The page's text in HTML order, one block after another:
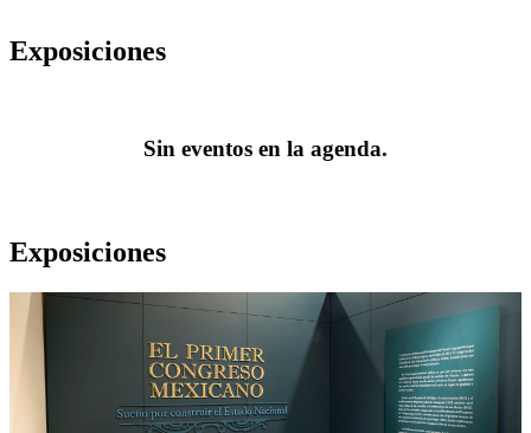
Exposiciones
Sin eventos en la agenda.
Exposiciones